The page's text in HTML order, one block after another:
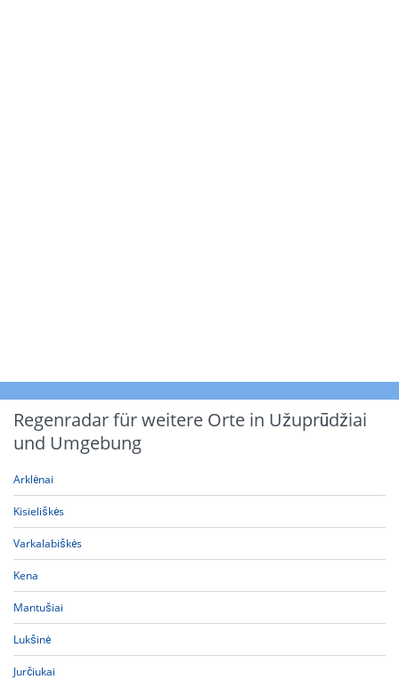
Regenradar für weitere Orte in Užuprūdžiai
und Umgebung
Arklėnai
Kisieliškės
Varkalabiškės
Kena
Mantušiai
Lukšinė
Jurčiukai